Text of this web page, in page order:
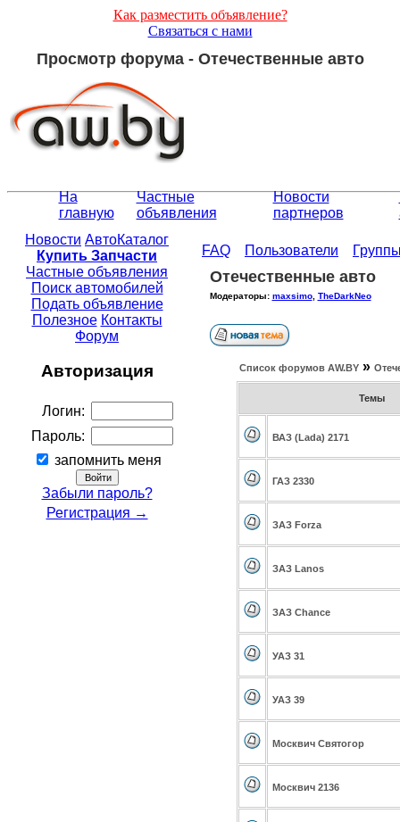
Как разместить объявление?
Связаться с нами
Просмотр форума - Отечественные авто
На
главную
Частные
объявления
Новости
партнеров
Новости АвтоКаталог
Купить Запчасти
Частные объявления
Поиск автомобилей
Подать объявление
Полезное Контакты
Форум
Авторизация
Логин:
Пароль:
запомнить меня
Забыли пароль?
Регистрация →
FAQ Пользователи
Отечественные авто
Модераторы: maxsimo, TheDarkNeo
Список форумов АW.BY »
Темы
ВАЗ (Lada) 2171
ГАЗ 2330
ЗАЗ Forza
ЗАЗ Lanos
ЗАЗ Chance
УАЗ 31
УАЗ 39
Москвич Святогор
Москвич 2136